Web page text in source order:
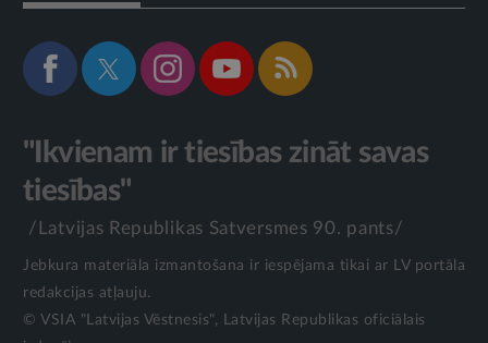
"Ikvienam ir tiesības zināt savas
tiesības"
/Latvijas Republikas Satversmes 90. pants/
Jebkura materiāla izmantošana ir iespējama tikai ar LV portāla
redakcijas atļauju.
© VSIA "Latvijas Vēstnesis", Latvijas Republikas oficiālais